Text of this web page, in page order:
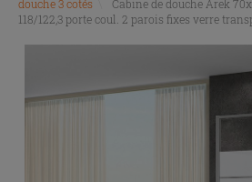
douche 3 cotés
Cabine de douche Arek
118/122,3 porte coul. 2 parois fixes verre